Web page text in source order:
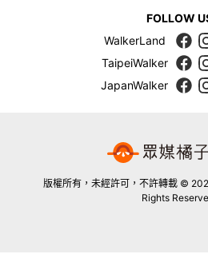
FOLLOW
WalkerLand
TaipeiWalker
JapanWalker
版權所有，未經許可，不許轉載 ©
Rights